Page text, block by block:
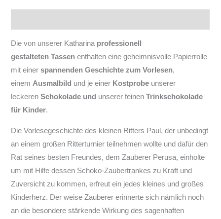
Die von unserer Katharina professionell
gestalteten Tassen enthalten eine geheimnisvolle Papierrolle
mit einerspannenden Geschichte zum Vorlesen,
einem Ausmalbild und je einer Kostprobe unserer
leckeren Schokolade und unserer feinenTrinkschokolade
für Kinder.
Die Vorlesegeschichte des kleinen Ritters Paul, der unbedingt
an einem großen Ritterturnier teilnehmen wollte und dafür den
Rat seines besten Freundes, dem Zauberer Perusa, einholte
um mit Hilfe dessen Schoko-Zaubertrankes zu Kraft und
Zuversicht zu kommen, erfreut ein jedes kleines und großes
Kinderherz. Der weise Zauberer erinnerte sich nämlich noch
an die besondere stärkende Wirkung des sagenhaften